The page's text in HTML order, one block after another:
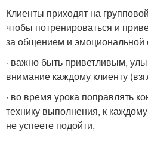
Клиенты приходят на
чтобы потренироваться и
за общением и
· важно быть приветливым,
внимание каждому клиенту
· во время урока поправлять
технику выполнения, к
не успеете подойти,